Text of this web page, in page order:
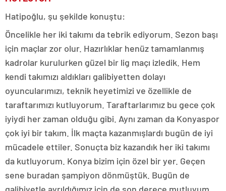
Hatipoğlu, şu şekilde konuştu:
Öncelikle her iki takımı da tebrik ediyorum. Sezon başı
için maçlar zor olur. Hazırlıklar henüz tamamlanmış
kadrolar kurulurken güzel bir lig maçı izledik. Hem
kendi takımızı aldıkları galibiyetten dolayı
oyuncularımızı, teknik heyetimizi ve özellikle de
taraftarımızı kutluyorum. Taraftarlarımız bu gece çok
iyiydi her zaman olduğu gibi. Aynı zaman da Konyaspor
çok iyi bir takım. İlk maçta kazanmışlardı bugün de iyi
mücadele ettiler. Sonuçta biz kazandık her iki takımı
da kutluyorum. Konya bizim için özel bir yer. Geçen
sene buradan şampiyon dönmüştük. Bugün de
galibiyetle ayrıldığımız için de son derece mutluyum.